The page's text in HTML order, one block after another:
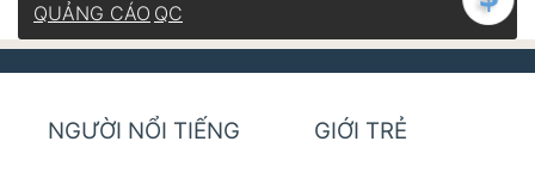
QUẢNG CÁO QC
NGƯỜI NỔI TIẾNG GIỚI TRẺ